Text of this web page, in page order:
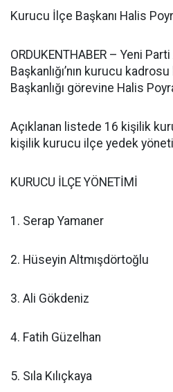
Kurucu İlçe Başkanı Halis
ORDUKENTHABER – Yeni
Başkanlığı’nın kurucu
Başkanlığı görevine Halis
Açıklanan listede 16 kişilik
kişilik kurucu ilçe yedek
KURUCU İLÇE YÖNETİMİ
1. Serap Yamaner
2. Hüseyin Altmışdörtoğlu
3. Ali Gökdeniz
4. Fatih Güzelhan
5. Sıla Kılıçkaya